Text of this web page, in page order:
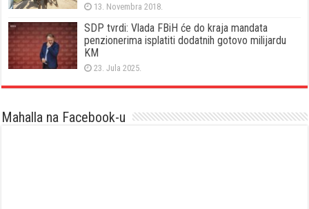
13. Novembra 2018.
SDP tvrdi: Vlada FBiH će do kraja mandata
penzionerima isplatiti dodatnih gotovo milijardu
KM
23. Jula 2025.
Mahalla na Facebook-u